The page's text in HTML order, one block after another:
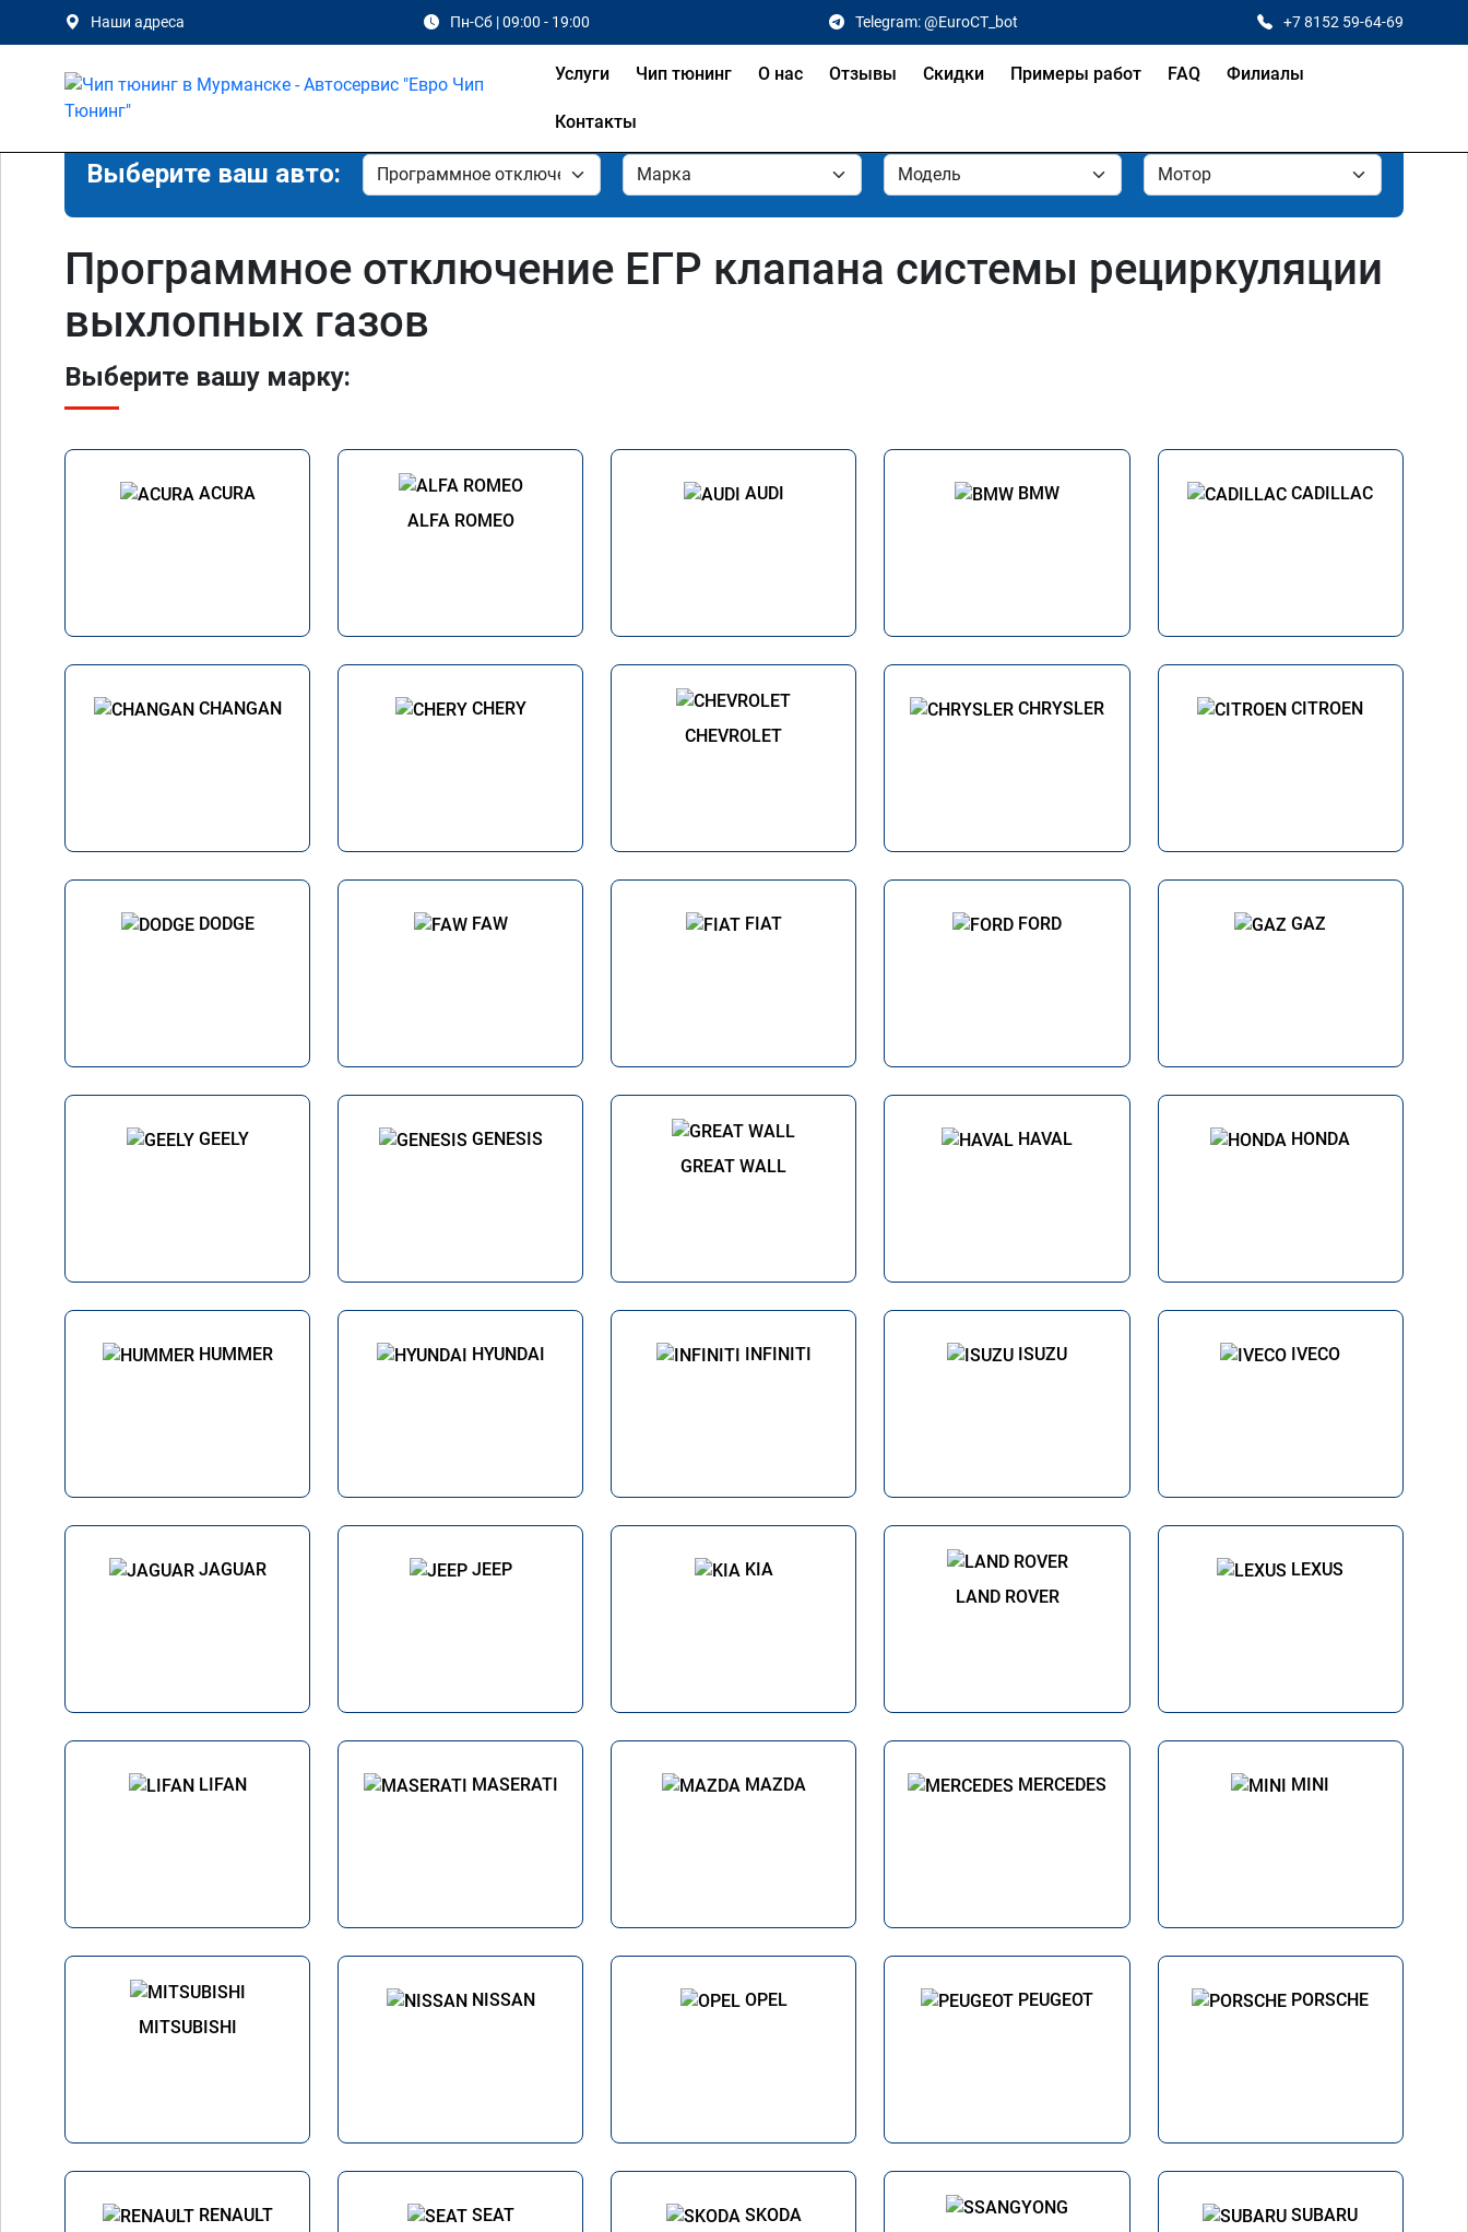
Наши адреса Пн-Сб | 09:00 - 19:00 Telegram: @EuroCT_bot +7 8152 59-64-69
Услуги Чип тюнинг О нас Отзывы Скидки Примеры работ FAQ Филиалы
Контакты
Выберите ваш авто:
Программное отключение ЕГР клапана системы рециркуляции
выхлопных газов
Выберите вашу марку:
ACURA
ALFA ROMEO
AUDI BMW CADILLAC
CHANGAN
CHERY
CHEVROLET
CHRYSLER CITROEN
DODGE FAW FIAT FORD GAZ
GEELY
GENESIS
GREAT WALL
HAVAL HONDA
HUMMER HYUNDAI INFINITI ISUZU IVECO
JAGUAR JEEP
KIA
LAND ROVER
LEXUS
LIFAN MASERATI MAZDA MERCEDES MINI
MITSUBISHI
NISSAN OPEL PEUGEOT PORSCHE
RENAULT SEAT
SKODA
SUBARU